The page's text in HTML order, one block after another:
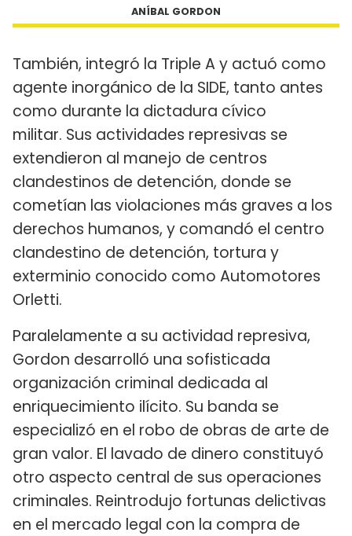
ANÍBAL GORDON
También, integró la Triple A y actuó como
agente inorgánico de la SIDE, tanto antes
como durante la dictadura cívico
militar. Sus actividades represivas se
extendieron al manejo de centros
clandestinos de detención, donde se
cometían las violaciones más graves a los
derechos humanos, y comandó el centro
clandestino de detención, tortura y
exterminio conocido como Automotores
Orletti.
Paralelamente a su actividad represiva,
Gordon desarrolló una sofisticada
organización criminal dedicada al
enriquecimiento ilícito. Su banda se
especializó en el robo de obras de arte de
gran valor. El lavado de dinero constituyó
otro aspecto central de sus operaciones
criminales. Reintrodujo fortunas delictivas
en el mercado legal con la compra de